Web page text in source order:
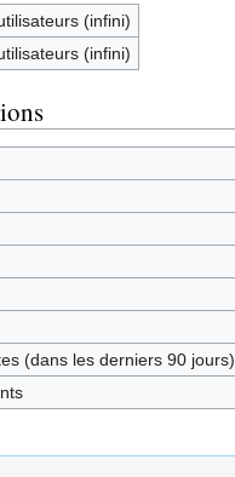
(infini)
(infini)
(dans les derniers 90 jours)